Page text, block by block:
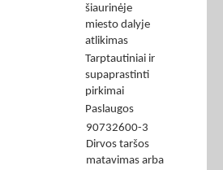
šiaurinėje
miesto dalyje
atlikimas
Tarptautiniai ir
supaprastinti
pirkimai
Paslaugos
90732600-3
Dirvos taršos
matavimas arba